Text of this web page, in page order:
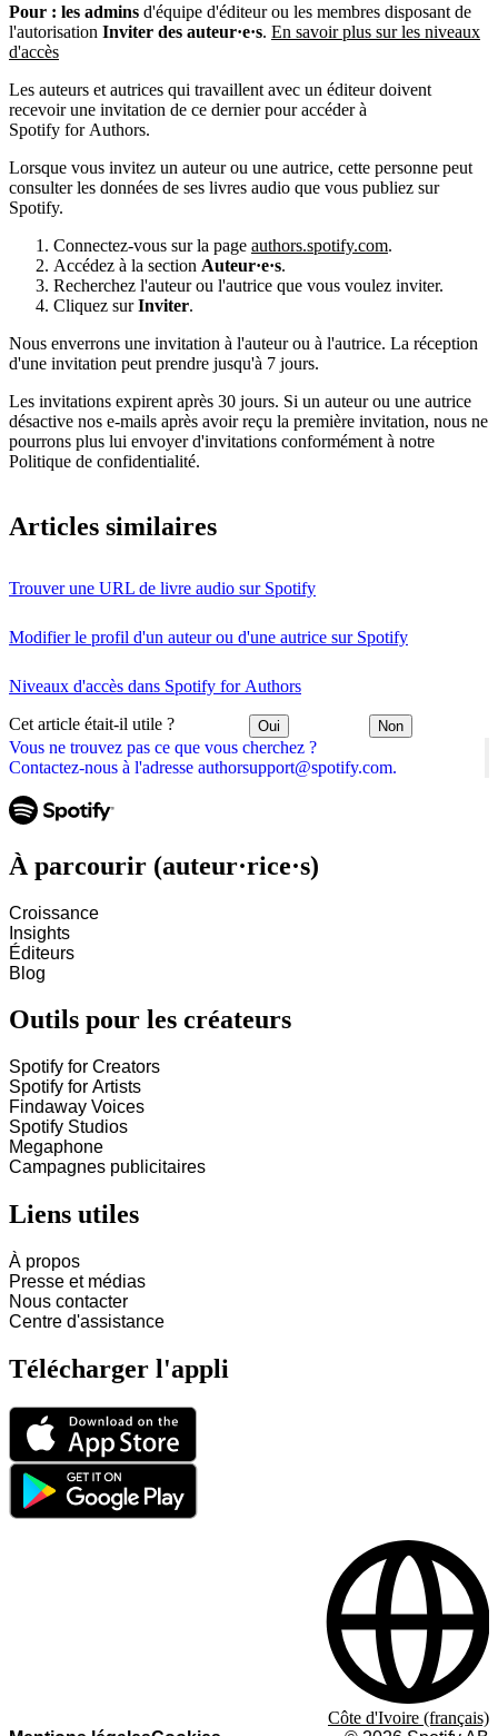
Vous ne trouvez pas ce que vous cherchez ?
Contactez-nous à l'adresse authorsupport@spotify.com.
Pour : les admins d'équipe d'éditeur ou les membres disposant de
l'autorisation Inviter des auteur·e·s. En savoir plus sur les niveaux
d'accès
Les auteurs et autrices qui travaillent avec un éditeur doivent
recevoir une invitation de ce dernier pour accéder à
Spotify for Authors.
Lorsque vous invitez un auteur ou une autrice, cette personne peut
consulter les données de ses livres audio que vous publiez sur
Spotify.
Connectez-vous sur la page authors.spotify.com.
Accédez à la section Auteur·e·s.
Recherchez l'auteur ou l'autrice que vous voulez inviter.
Cliquez surInviter.
Nous enverrons une invitation à l'auteur ou à l'autrice. La réception
d'une invitation peut prendre jusqu'à 7 jours.
Les invitations expirent après 30 jours. Si un auteur ou une autrice
désactive nos e-mails après avoir reçu la première invitation, nous ne
pourrons plus lui envoyer d'invitations conformément à notre
Politique de confidentialité.
Articles similaires
Trouver une URL de livre audio sur Spotify
Modifier le profil d'un auteur ou d'une autrice sur Spotify
Niveaux d'accès dans Spotify for Authors
Cet article était-il utile ? Oui Non
À parcourir (auteur·rice·s)
Croissance
Insights
Éditeurs
Blog
Outils pour les créateurs
Spotify for Creators
Spotify for Artists
Findaway Voices
Spotify Studios
Megaphone
Campagnes publicitaires
Liens utiles
À propos
Presse et médias
Nous contacter
Centre d'assistance
Télécharger l'appli
Côte d'Ivoire (français)